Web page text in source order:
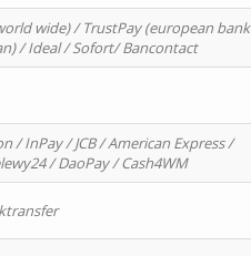
wide) / TrustPay (european bank
/ Ideal / Sofort/ Bancontact
/ InPay / JCB / American Express /
/ DaoPay / Cash4WM